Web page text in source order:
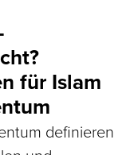
für Islam
definieren